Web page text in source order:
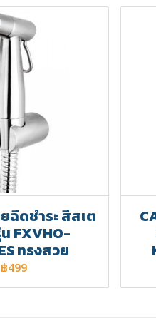
ฉีดชำระ สีสเต
FXVHO-
ทรงสวย
฿499